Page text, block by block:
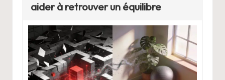
aider à retrouver un équilibre